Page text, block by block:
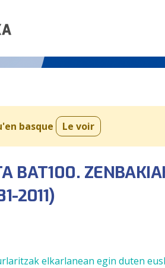
basque Le voir
BAT100.
2011)
elkarlanean egin duten